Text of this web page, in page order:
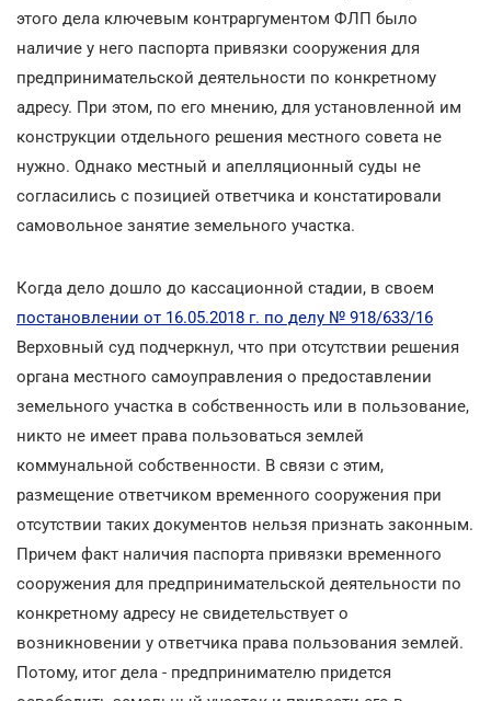
этого дела ключевым контраргументом ФЛП было
наличие у него паспорта привязки сооружения для
предпринимательской деятельности по конкретному
адресу. При этом, по его мнению, для установленной им
конструкции отдельного решения местного совета не
нужно. Однако местный и апелляционный суды не
согласились с позицией ответчика и констатировали
самовольное занятие земельного участка.
Когда дело дошло до кассационной стадии, в своем
постановлении от 16.05.2018 г. по делу № 918/633/16
Верховный суд подчеркнул, что при отсутствии решения
органа местного самоуправления о предоставлении
земельного участка в собственность или в пользование,
никто не имеет права пользоваться землей
коммунальной собственности. В связи с этим,
размещение ответчиком временного сооружения при
отсутствии таких документов нельзя признать законным.
Причем факт наличия паспорта привязки временного
сооружения для предпринимательской деятельности по
конкретному адресу не свидетельствует о
возникновении у ответчика права пользования землей.
Потому, итог дела - предпринимателю придется